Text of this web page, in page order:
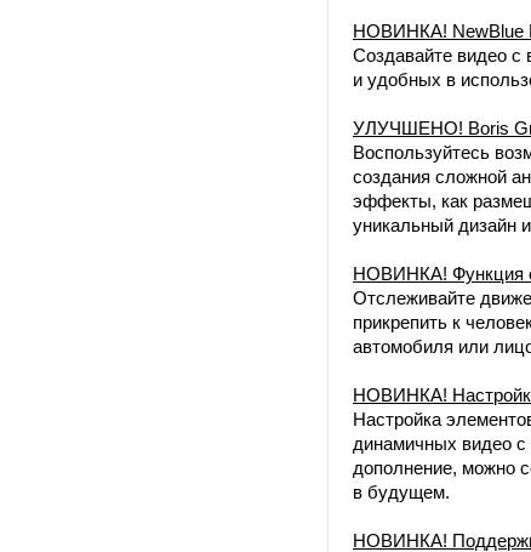
НОВИНКА! NewBlue
Создавайте видео
и удобных в
УЛУЧШЕНО! Boris
Воспользуйтесь
создания сложной
эффекты, как
уникальный дизайн
НОВИНКА! Функция
Отслеживайте
прикрепить к
автомобиля или
НОВИНКА!
Настройка
динамичных видео с
дополнение, можно
в будущем.
НОВИНКА!